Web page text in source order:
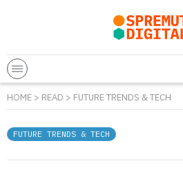
HOME > READ > FUTURE TRENDS & TECH
FUTURE TRENDS & TECH